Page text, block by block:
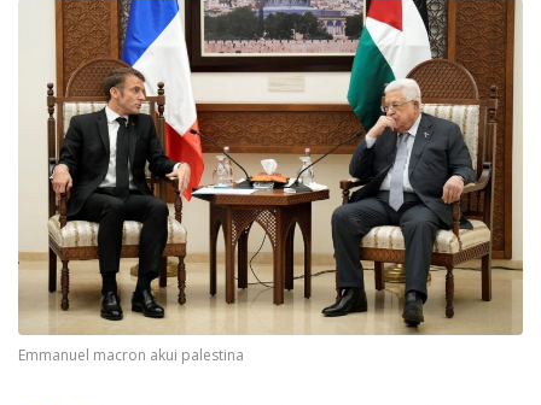
Emmanuel macron akui palestina